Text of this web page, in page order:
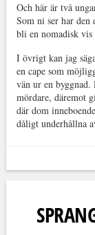
Och här är två
Som ni ser har
bli en nomadisk vis
I övrigt kan jag
en cape som
vän ur en
mördare, däremot
där dom
dåligt underhållna